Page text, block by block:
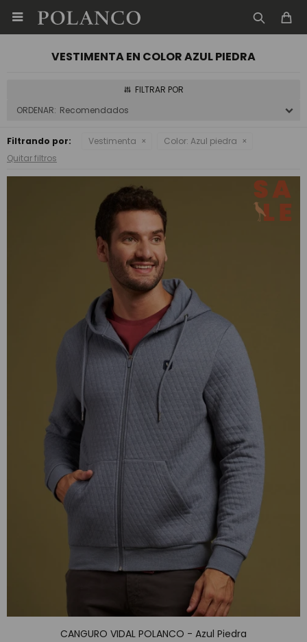

VESTIMENTA EN COLOR AZUL PIEDRA
Recomendados
Filtrando por: Vestimenta Color: Azul piedra
Quitar filtros
CANGURO VIDAL POLANCO - Azul Piedra